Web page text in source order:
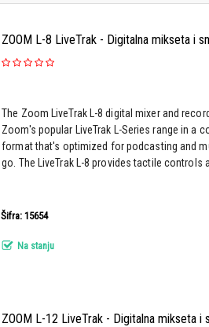
ZOOM L-8 LiveTrak - Digitalna mikseta i
The Zoom LiveTrak L-8 digital mixer and
Zoom's popular LiveTrak L-Series range in a
format that's optimized for podcasting and
go. The LiveTrak L-8 provides tactile controls
Šifra: 15654
Na stanju
ZOOM L-12 LiveTrak - Digitalna mikseta i